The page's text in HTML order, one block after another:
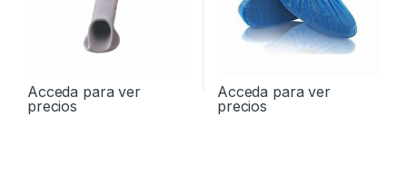
Acceda para ver
precios
Acceda para ver
precios